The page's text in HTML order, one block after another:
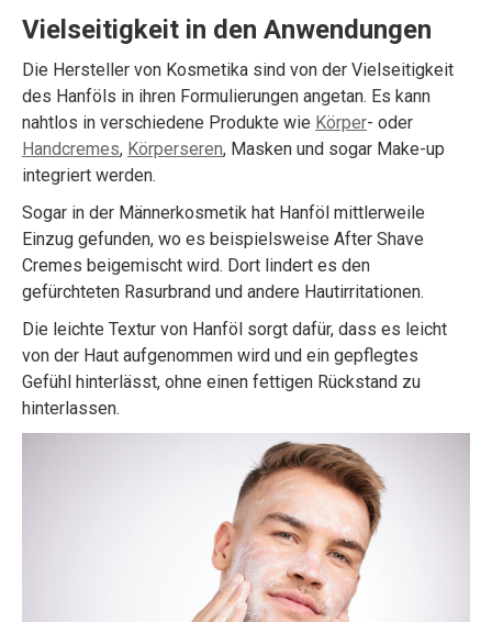
Vielseitigkeit in den Anwendungen
Die Hersteller von Kosmetika sind von der Vielseitigkeit
des Hanföls in ihren Formulierungen angetan. Es kann
nahtlos in verschiedene Produkte wie Körper- oder
Handcremes, Körperseren, Masken und sogar Make-up
integriert werden.
Sogar in der Männerkosmetik hat Hanföl mittlerweile
Einzug gefunden, wo es beispielsweise After Shave
Cremes beigemischt wird. Dort lindert es den
gefürchteten Rasurbrand und andere Hautirritationen.
Die leichte Textur von Hanföl sorgt dafür, dass es leicht
von der Haut aufgenommen wird und ein gepflegtes
Gefühl hinterlässt, ohne einen fettigen Rückstand zu
hinterlassen.